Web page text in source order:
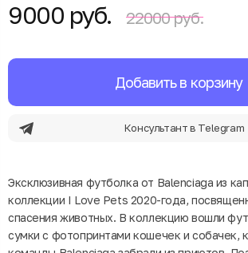
9000 руб. 22000 руб.
Добавить в корзину
Консультант в Telegram
Эксклюзивная футболка от Balenciaga из
коллекции I Love Pets 2020-года,
спасения животных. В коллекцию вошли
сумки с фотопринтами кошечек и собачек,